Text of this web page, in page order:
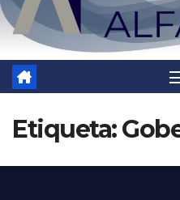
Etiqueta: